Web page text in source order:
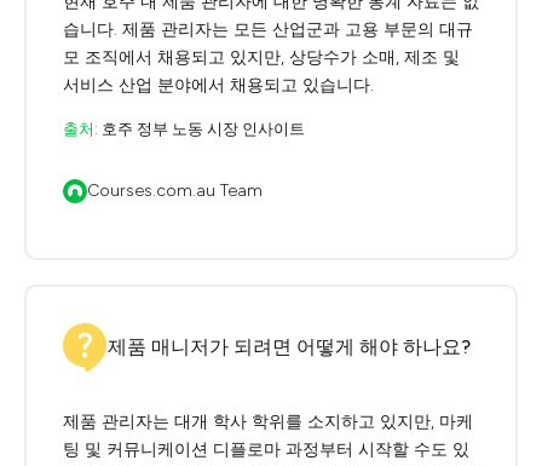
습니다. 제품 관리자는 모든 산업군과 고용 부문의 대규
모 조직에서 채용되고 있지만, 상당수가 소매, 제조 및
서비스 산업 분야에서 채용되고 있습니다.
출처: 호주 정부 노동 시장 인사이트
Courses.com.au Team
제품 매니저가 되려면 어떻게 해야 하나요?
제품 관리자는 대개 학사 학위를 소지하고 있지만, 마케
팅 및 커뮤니케이션 디플로마 과정부터 시작할 수도 있